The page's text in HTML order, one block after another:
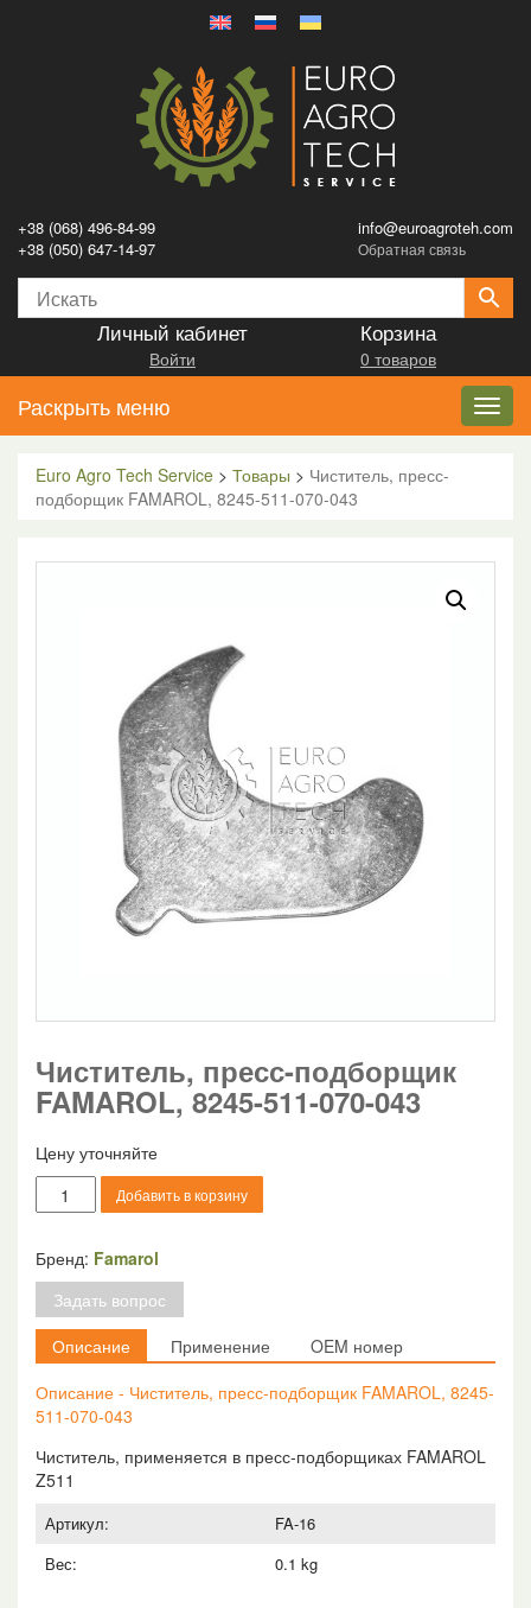
+38 (068) 496-84-99
+38 (050) 647-14-97
info@euroagroteh.com
Обратная связь
Личный кабинет
Войти
Корзина
0 товаров
Раскрыть меню
Euro Agro Tech Service > Товары > Чиститель, пресс-
подборщик FAMAROL, 8245-511-070-043
Чиститель, пресс-подборщик
FAMAROL, 8245-511-070-043
Цену уточняйте
Количество
товара
пресс-
подборщик
FAMAROL,
8245-
511-
043
Добавить в корзину
Бренд: Famarol
Задать вопрос
Описание
Применение
OEM номер
Описание - Чиститель, пресс-подборщик FAMAROL, 8245-
511-070-043
Чиститель, применяется в пресс-подборщиках FAMAROL
Z511
Артикул:
FA-16
Вес:
0.1 kg